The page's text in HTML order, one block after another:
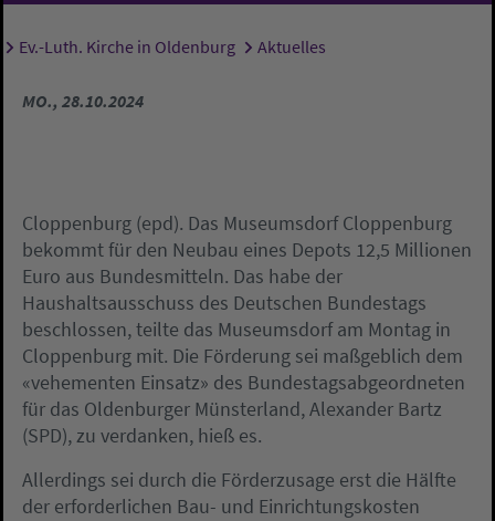
Sie sind hier:
Ev.-Luth. Kirche in Oldenburg Aktuelles
MO., 28.10.2024
Cloppenburg (epd). Das Museumsdorf Cloppenburg
bekommt für den Neubau eines Depots 12,5 Millionen
Euro aus Bundesmitteln. Das habe der
Haushaltsausschuss des Deutschen Bundestags
beschlossen, teilte das Museumsdorf am Montag in
Cloppenburg mit. Die Förderung sei maßgeblich dem
«vehementen Einsatz» des Bundestagsabgeordneten
für das Oldenburger Münsterland, Alexander Bartz
(SPD), zu verdanken, hieß es.
Allerdings sei durch die Förderzusage erst die Hälfte
der erforderlichen Bau- und Einrichtungskosten